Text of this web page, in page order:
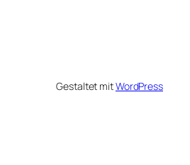
Gestaltet mitWordPress